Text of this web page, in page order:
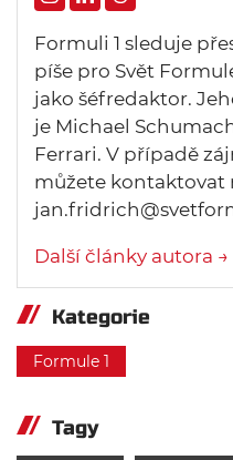
Formuli 1 sleduje
píše pro Svět
jako šéfredaktor.
je Michael
Ferrari. V případě
můžete kontaktovat
Další články autora →
Kategorie
Formule 1
Tagy